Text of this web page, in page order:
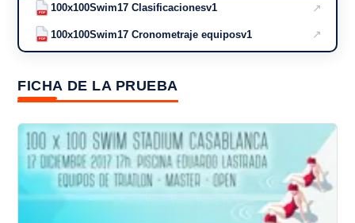
PDF 100x100Swim17 Clasificacionesv1 ↗
PDF 100x100Swim17 Cronometraje equiposv1 ↗
FICHA DE LA PRUEBA